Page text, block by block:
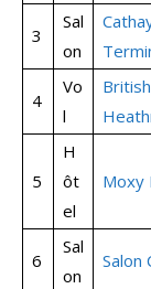
3
Sal
on
4
Vo
l
5
H
ôt
el
Moxy
6
Sal
on
Salon